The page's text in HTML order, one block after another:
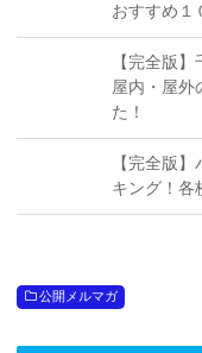
おすすめ１
【完全版
屋内・屋外
た！
【完全版
キング！各
公開メルマガ